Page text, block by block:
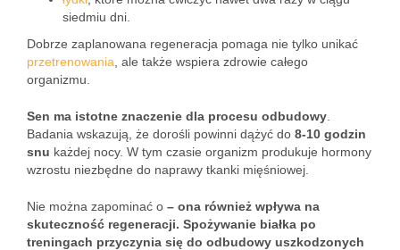
siedmiu dni.
Dobrze zaplanowana regeneracja pomaga nie tylko unikać
przetrenowania , ale także wspiera zdrowie całego
organizmu.
Sen ma istotne znaczenie dla procesu odbudowy
Badania wskazują, że dorośli powinni dążyć do 8-10 godzin
snu każdej nocy. W tym czasie organizm produkuje hormony
wzrostu niezbędne do naprawy tkanki mięśniowej.
Nie można zapominać o – ona również wpływa na
skuteczność regeneracji. Spożywanie białka po
treningach przyczynia się do odbudowy uszkodzonych